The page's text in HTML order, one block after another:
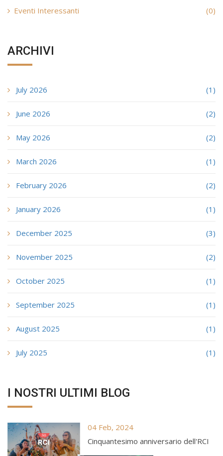
Eventi Interessanti (0)
ARCHIVI
July 2026 (1)
June 2026 (2)
May 2026 (2)
March 2026 (1)
February 2026 (2)
January 2026 (1)
December 2025 (3)
November 2025 (2)
October 2025 (1)
September 2025 (1)
August 2025 (1)
July 2025 (1)
I NOSTRI ULTIMI BLOG
04 Feb, 2024
Cinquantesimo anniversario dell'RCI